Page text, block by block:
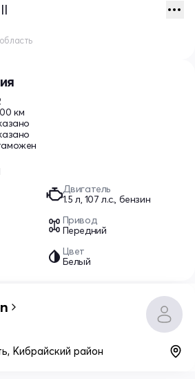
км
Двигатель
1.5 л, 107 л.с., бензин
Привод
Передний
Цвет
Белый
Кибрайский район